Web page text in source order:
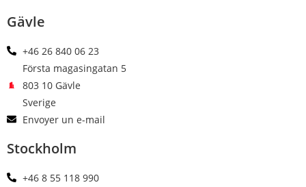
Gävle
+46 26 840 06 23
Första magasingatan 5
803 10 Gävle
Sverige
Envoyer un e-mail
Stockholm
+46 8 55 118 990